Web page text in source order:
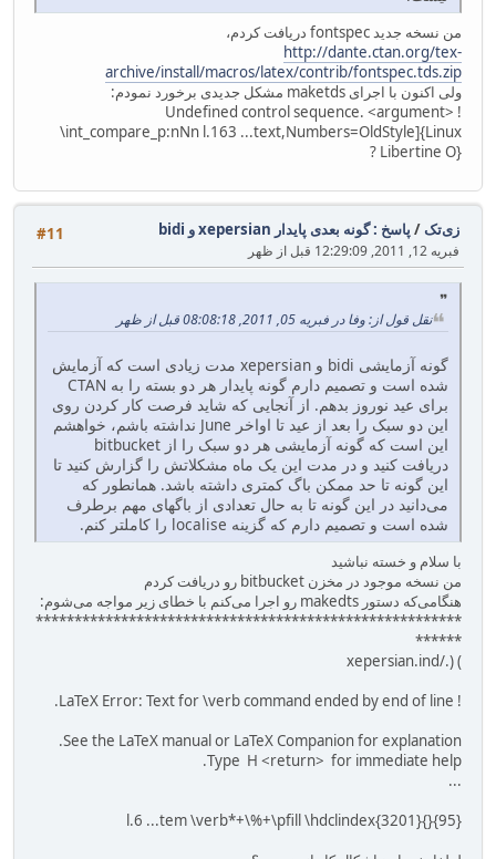
من نسخه جدید fontspec دریافت کردم،
http://dante.ctan.org/tex-
archive/install/macros/latex/contrib/fontspec.tds.zip
ولی اکنون با اجرای maketds مشکل جدیدی برخورد نمودم:
! Undefined control sequence. <argument>
\int_compare_p:nNn l.163 ...text,Numbers=OldStyle]{Linux
Libertine O} ?
#11 زی‌تک/ پاسخ : گونه بعدی پایدار xepersian و bidi
فبریه 12, 2011, 12:29:09 قبل از ظهر
نقل قول از: وفا در فبریه 05, 2011, 08:08:18 قبل از ظهر
گونه آزمایشی bidi و xepersian مدت زیادی است که آزمایش
شده است و تصمیم دارم گونه پایدار هر دو بسته را به CTAN
برای عید نوروز بدهم. از آنجایی که شاید فرصت کار کردن روی
این دو سبک را بعد از عید تا اواخر June نداشته باشم، خواهشم
این است که گونه آزمایشی هر دو سبک را از bitbucket
دریافت کنید و در مدت این یک ماه مشکلاتش را گزارش کنید تا
این گونه تا حد ممکن باگ کمتری داشته باشد. همانطور که
می‌دانید در این گونه تا به حال تعدادی از باگهای مهم برطرف
شده است و تصمیم دارم که گزینه localise را کاملتر کنم.
با سلام و خسته نباشید
من نسخه موجود در مخزن bitbucket رو دریافت کردم
هنگامی‌که دستور makedts رو اجرا می‌کنم با خطای زیر مواجه می‌شوم:
*******************************************************
******
) (./xepersian.ind
! LaTeX Error: Text for \verb command ended by end of line.
See the LaTeX manual or LaTeX Companion for explanation.
Type H <return> for immediate help.
...
l.6 ...tem \verb*+\%+\pfill \hdclindex{3201}{}{95}